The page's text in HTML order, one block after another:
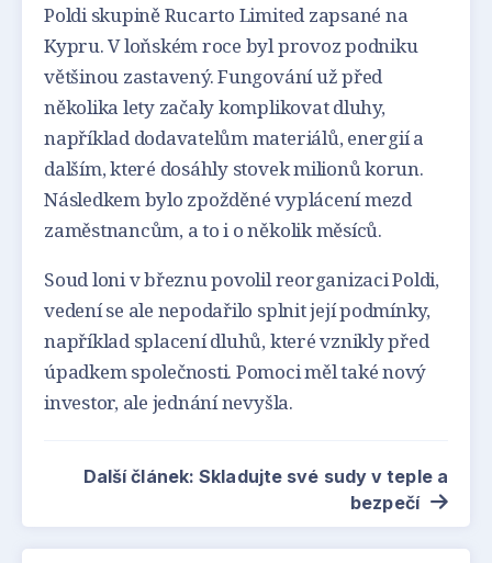
Poldi skupině Rucarto Limited zapsané na
Kypru. V loňském roce byl provoz podniku
většinou zastavený. Fungování už před
několika lety začaly komplikovat dluhy,
například dodavatelům materiálů, energií a
dalším, které dosáhly stovek milionů korun.
Následkem bylo zpožděné vyplácení mezd
zaměstnancům, a to i o několik měsíců.
Soud loni v březnu povolil reorganizaci Poldi,
vedení se ale nepodařilo splnit její podmínky,
například splacení dluhů, které vznikly před
úpadkem společnosti. Pomoci měl také nový
investor, ale jednání nevyšla.
Další článek: Skladujte své sudy v teple a
bezpečí